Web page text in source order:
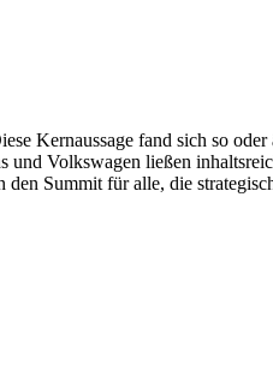
Kernaussage fand sich so
Volkswagen ließen
Summit für alle, die